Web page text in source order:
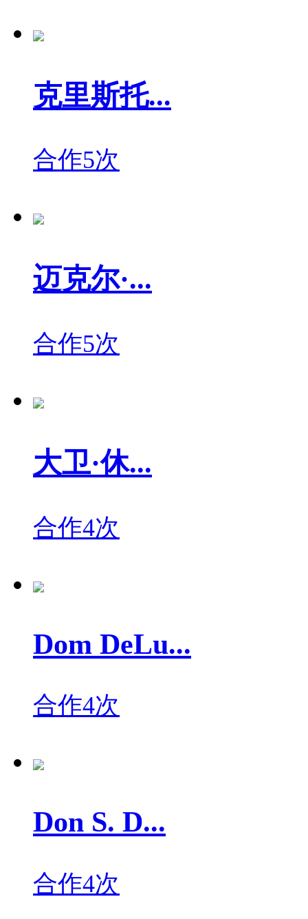
克里斯托...
合作5次
迈克尔·...
合作5次
大卫·休...
合作4次
Dom DeLu...
合作4次
Don S. D...
合作4次